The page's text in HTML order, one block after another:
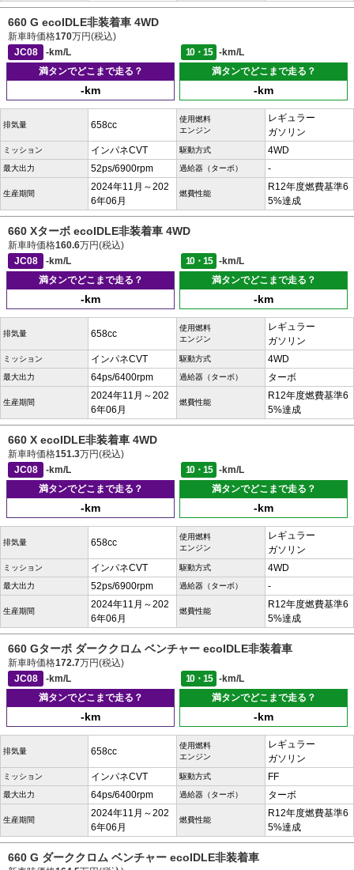
660 G ecoIDLE非装着車 4WD
新車時価格170万円(税込)
JC08
-km/L 10・15
-km/L
満タンでどこまで走る？
-km
満タンでどこまで走る？
-km
排気量 658cc
使用燃料
エンジン
レギュラー
ガソリン
ミッション インパネCVT 駆動方式 4WD
最大出力 52ps/6900rpm 過給器（ターボ） -
生産期間
2024年11月～202
6年06月
燃費性能
R12年度燃費基準6
5%達成
660 Xターボ ecoIDLE非装着車 4WD
新車時価格160.6万円(税込)
JC08
-km/L 10・15
-km/L
満タンでどこまで走る？
-km
満タンでどこまで走る？
-km
排気量 658cc
使用燃料
エンジン
レギュラー
ガソリン
ミッション インパネCVT 駆動方式 4WD
最大出力 64ps/6400rpm 過給器（ターボ） ターボ
生産期間
2024年11月～202
6年06月
燃費性能
R12年度燃費基準6
5%達成
660 X ecoIDLE非装着車 4WD
新車時価格151.3万円(税込)
JC08
-km/L 10・15
-km/L
満タンでどこまで走る？
-km
満タンでどこまで走る？
-km
排気量 658cc
使用燃料
エンジン
レギュラー
ガソリン
ミッション インパネCVT 駆動方式 4WD
最大出力 52ps/6900rpm 過給器（ターボ） -
生産期間
2024年11月～202
6年06月
燃費性能
R12年度燃費基準6
5%達成
660 Gターボ ダーククロム ベンチャー ecoIDLE非装着車
新車時価格172.7万円(税込)
JC08
-km/L 10・15
-km/L
満タンでどこまで走る？
-km
満タンでどこまで走る？
-km
排気量 658cc
使用燃料
エンジン
レギュラー
ガソリン
ミッション インパネCVT 駆動方式 FF
最大出力 64ps/6400rpm 過給器（ターボ） ターボ
生産期間
2024年11月～202
6年06月
燃費性能
R12年度燃費基準6
5%達成
660 G ダーククロム ベンチャー ecoIDLE非装着車